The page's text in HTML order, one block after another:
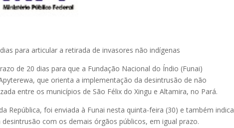
para articular a retirada de invasores não indígenas
de 20 dias para que a Fundação Nacional do Índio (Funai)
que orienta a implementação da desintrusão de não
entre os municípios de São Félix do Xingu e Altamira, no Pará.
República, foi enviada à Funai nesta quinta-feira (30) e também indica
com os demais órgãos públicos, em igual prazo.